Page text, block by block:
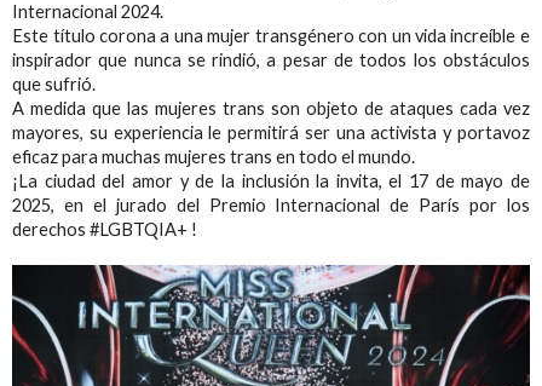
Internacional 2024.
Este título corona a una mujer transgénero con un vida increíble e
inspirador que nunca se rindió, a pesar de todos los obstáculos
que sufrió.
A medida que las mujeres trans son objeto de ataques cada vez
mayores, su experiencia le permitirá ser una activista y portavoz
eficaz para muchas mujeres trans en todo el mundo.
¡La ciudad del amor y de la inclusión la invita, el 17 de mayo de
2025, en el jurado del Premio Internacional de París por los
derechos #LGBTQIA+ !